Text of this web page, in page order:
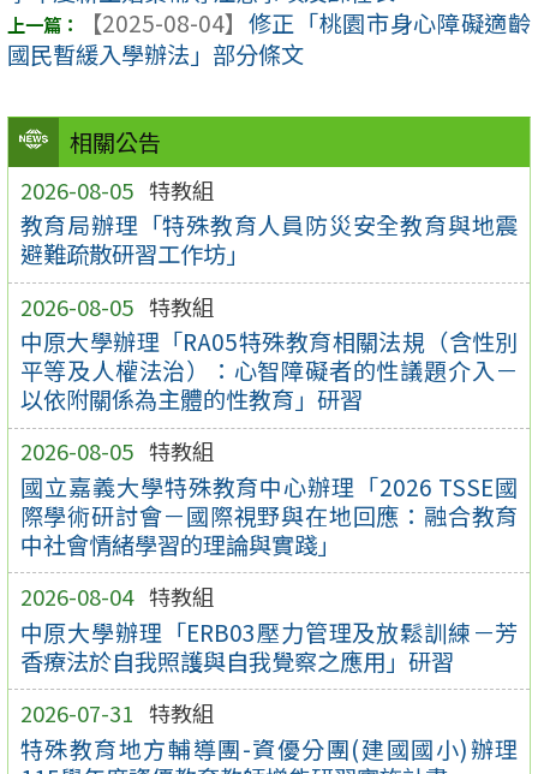
相關公告
2026-08-05 特教組
教育局辦理「特殊教育人員防災安全教育與地震
避難疏散研習工作坊」
2026-08-05 特教組
中原大學辦理「RA05特殊教育相關法規（含性別
平等及人權法治）：心智障礙者的性議題介入－
以依附關係為主體的性教育」研習
2026-08-05 特教組
國立嘉義大學特殊教育中心辦理「2026 TSSE國
際學術研討會－國際視野與在地回應：融合教育
中社會情緒學習的理論與實踐」
2026-08-04 特教組
中原大學辦理「ERB03壓力管理及放鬆訓練－芳
香療法於自我照護與自我覺察之應用」研習
2026-07-31 特教組
特殊教育地方輔導團-資優分團(建國國小)辦理
【2025-08-04】 修正「桃園市身心障礙適齡
國民暫緩入學辦法」部分條文